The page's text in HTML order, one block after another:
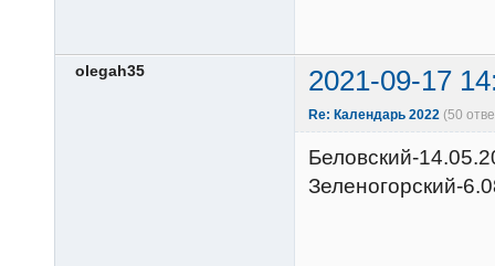
olegah35 2021-09-17
Re: Календарь 2022 (50
Беловский-
Зеленогорский-